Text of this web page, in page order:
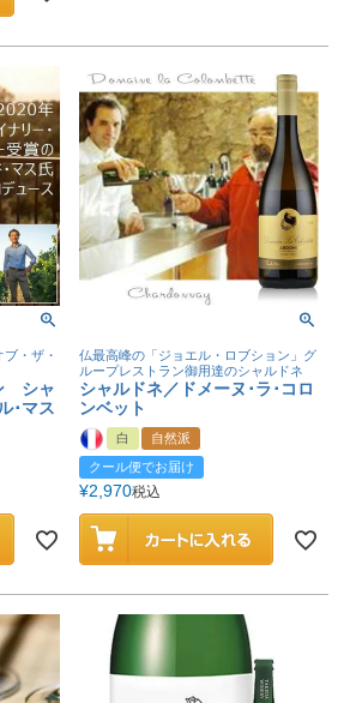
・ザ・
シャ
･マス
仏最高峰の「ジョエル・ロブション」グ
ループレストラン御用達のシャルドネ
シャルドネ／ドメーヌ･ラ･コロ
ンベット
白
自然派
クール便でお届け
¥2,970税込